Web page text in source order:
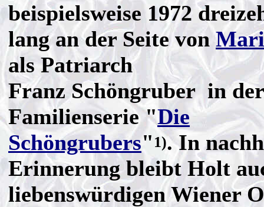
beispielsweise 1972
lang an der Seite von
als Patriarch
Franz Schöngruber in der
Familienserie "Die
Schöngrubers" 1). In
Erinnerung bleibt Holt
liebenswürdigen Wiener